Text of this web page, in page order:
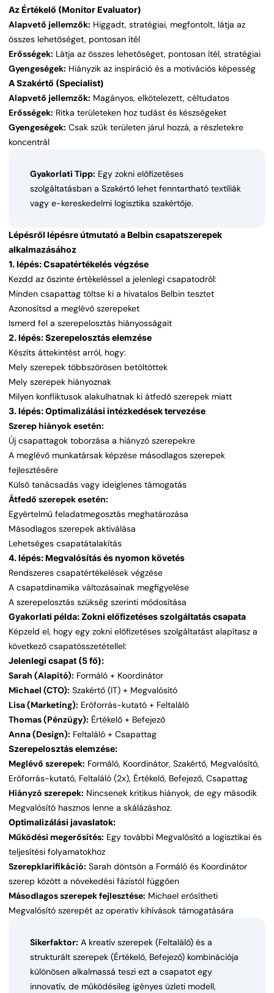
Az Értékelő (Monitor Evaluator)
Alapvető jellemzők: Higgadt, stratégiai, megfontolt, látja az
összes lehetőséget, pontosan ítél
Erősségek: Látja az összes lehetőséget, pontosan ítél, stratégiai
Gyengeségek: Hiányzik az inspiráció és a motivációs képesség
A Szakértő (Specialist)
Alapvető jellemzők: Magányos, elkötelezett, céltudatos
Erősségek: Ritka területeken hoz tudást és készségeket
Gyengeségek: Csak szűk területen járul hozzá, a részletekre
koncentrál
Gyakorlati Tipp: Egy zokni előfizetéses
szolgáltatásban a Szakértő lehet fenntartható textíliák
vagy e-kereskedelmi logisztika szakértője.
Lépésről lépésre útmutató a Belbin csapatszerepek
alkalmazásához
1. lépés: Csapatértékelés végzése
Kezdd az őszinte értékeléssel a jelenlegi csapatodról:
Minden csapattag töltse ki a hivatalos Belbin tesztet
Azonosítsd a meglévő szerepeket
Ismerd fel a szerepelosztás hiányosságait
2. lépés: Szerepelosztás elemzése
Készíts áttekintést arról, hogy:
Mely szerepek többszörösen betöltöttek
Mely szerepek hiányoznak
Milyen konfliktusok alakulhatnak ki átfedő szerepek miatt
3. lépés: Optimalizálási intézkedések tervezése
Szerep hiányok esetén:
Új csapattagok toborzása a hiányzó szerepekre
A meglévő munkatársak képzése másodlagos szerepek
fejlesztésére
Külső tanácsadás vagy ideiglenes támogatás
Átfedő szerepek esetén:
Egyértelmű feladatmegosztás meghatározása
Másodlagos szerepek aktiválása
Lehetséges csapatátalakítás
4. lépés: Megvalósítás és nyomon követés
Rendszeres csapatértékelések végzése
A csapatdinamika változásainak megfigyelése
A szerepelosztás szükség szerinti módosítása
Gyakorlati példa: Zokni előfizetéses szolgáltatás csapata
Képzeld el, hogy egy zokni előfizetéses szolgáltatást alapítasz a
következő csapatösszetétellel:
Jelenlegi csapat (5 fő):
Sarah (Alapító): Formáló + Koordinátor
Michael (CTO): Szakértő (IT) + Megvalósító
Lisa (Marketing): Erőforrás-kutató + Feltaláló
Thomas (Pénzügy): Értékelő + Befejező
Anna (Design): Feltaláló + Csapattag
Szerepelosztás elemzése:
Meglévő szerepek: Formáló, Koordinátor, Szakértő, Megvalósító,
Erőforrás-kutató, Feltaláló (2x), Értékelő, Befejező, Csapattag
Hiányzó szerepek: Nincsenek kritikus hiányok, de egy második
Megvalósító hasznos lenne a skálázáshoz.
Optimalizálási javaslatok:
Működési megerősítés: Egy további Megvalósító a logisztikai és
teljesítési folyamatokhoz
Szerepklarifikáció: Sarah döntsön a Formáló és Koordinátor
szerep között a növekedési fázistól függően
Másodlagos szerepek fejlesztése: Michael erősítheti
Megvalósító szerepét az operatív kihívások támogatására
Sikerfaktor: A kreatív szerepek (Feltaláló) és a
strukturált szerepek (Értékelő, Befejező) kombinációja
különösen alkalmassá teszi ezt a csapatot egy
innovatív, de működésileg igényes üzleti modell,